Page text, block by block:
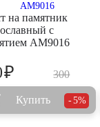
на памятник
с
AM9016
300
₽
Купить 5%